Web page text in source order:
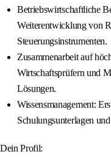
Betriebswirtschaftliche
Weiterentwicklung von
Steuerungsinstrumenten.
Zusammenarbeit auf
Wirtschaftsprüfern und
Lösungen.
Wissensmanagement:
Schulungsunterlagen
Dein Profil: